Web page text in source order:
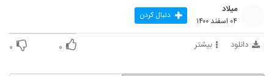
میلاد
۰۴ اسفند ۱۴۰۰ دنبال کردن
دانلود بیشتر ۰ ۰